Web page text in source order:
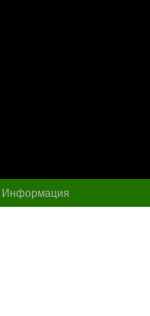
Информация